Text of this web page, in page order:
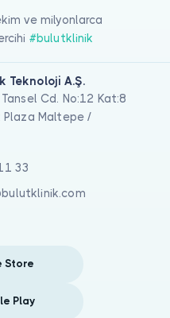
ve milyonlarca
#bulutklinik
Teknoloji A.Ş.
Cd. No:12 Kat:8
Plaza Maltepe /
33
Store
Play